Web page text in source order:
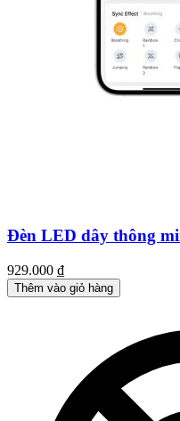
Đèn LED dây thông
929.000 ₫
Thêm vào giỏ hàng